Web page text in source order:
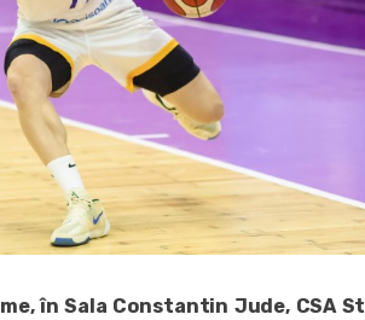
în Sala Constantin Jude, CSA